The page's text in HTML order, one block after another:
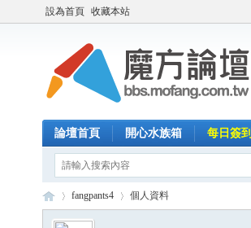
設為首頁 收藏本站
論壇首頁 開心水族箱 每日簽到
fangpants4 個人資料